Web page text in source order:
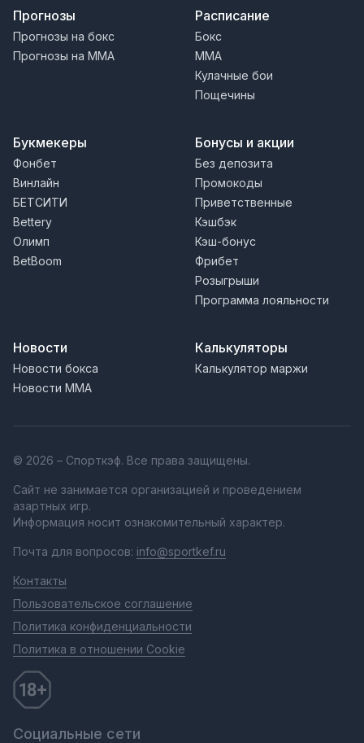
Прогнозы
Прогнозы на бокс
Прогнозы на MMA
Расписание
Бокс
MMA
Кулачные бои
Пощечины
Букмекеры
Фонбет
Винлайн
БЕТСИТИ
Bettery
Олимп
BetBoom
Бонусы и акции
Без депозита
Промокоды
Приветственные
Кэшбэк
Кэш-бонус
Фрибет
Розыгрыши
Программа лояльности
Новости
Новости бокса
Новости MMA
Калькуляторы
Калькулятор маржи
© 2026 – Спорткэф. Все права защищены.
Сайт не занимается организацией и проведением
азартных игр.
Информация носит ознакомительный характер.
Почта для вопросов: info@sportkef.ru
Контакты
Пользовательское соглашение
Политика конфиденциальности
Политика в отношении Cookie
Социальные сети